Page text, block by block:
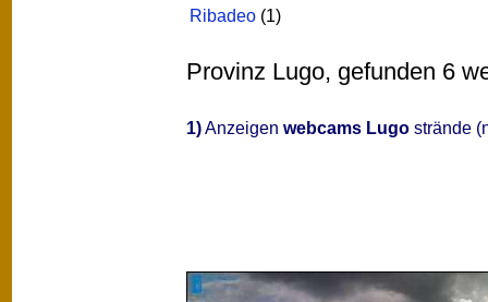
Ribadeo (1)
Provinz Lugo, gefunden 6
1)Anzeigen webcams Lugo strände